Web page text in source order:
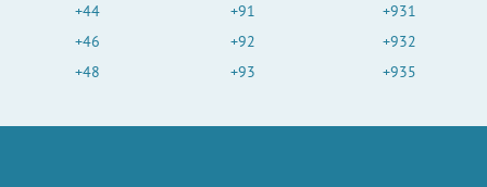
+44
+46
+48
+91
+92
+93
+931
+932
+935